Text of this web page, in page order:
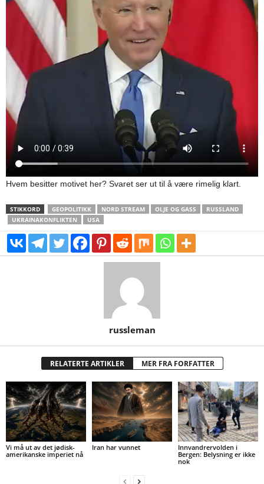
Hvem besitter motivet her? Svaret ser ut til å være rimelig klart.
STIKKORD GEOPOLITIKK NORD STREAM OLJE OG GASS
RUSSLAND
UKRAINAKONFLIKTEN
USA
russleman
RELATERTE ARTIKLER MER FRA FORFATTER
Vi må ut av det jødisk-
amerikanske imperiet nå
Iran har vunnet
Innvandrervolden i
Bergen: Belysning er ikke
nok